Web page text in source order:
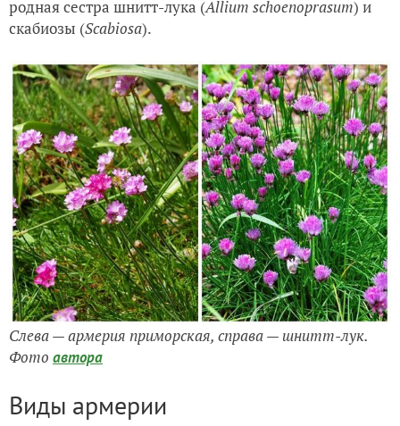
родная сестра шнитт-лука (Allium schoenoprasum) и
скабиозы (Scabiosa).
Слева — армерия приморская, справа — шнитт-лук.
Фото автора
Виды армерии